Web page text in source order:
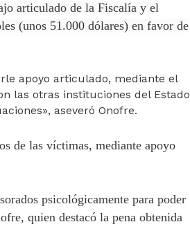
articulado de la Fiscalía y el
(unos 51.000 dólares) en favor de
apoyo articulado, mediante el
las otras instituciones del Estado
aseveró Onofre.
de las víctimas, mediante apoyo
psicológicamente para poder
quien destacó la pena obtenida